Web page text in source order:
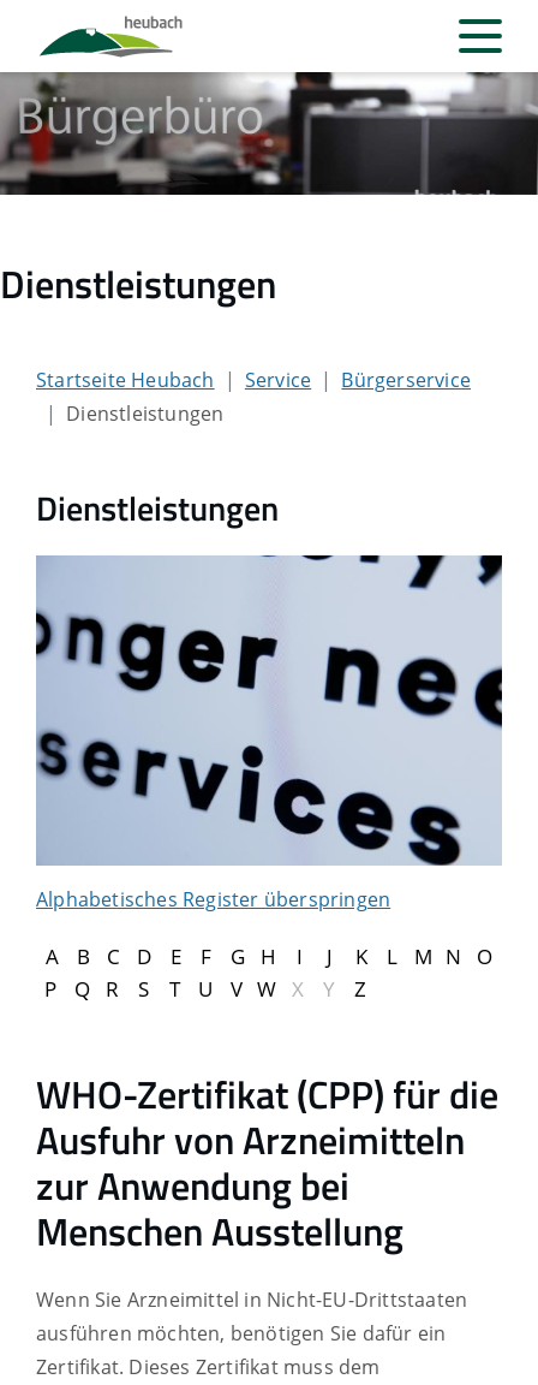
Dienstleistungen
Startseite Heubach Service
Bürgerservice
Dienstleistungen
Dienstleistungen
Alphabetisches Register überspringen
A B C D E F G H I J K L M N
O
P
Q R S T U V W X Y Z
WHO-Zertifikat (CPP) für die
Ausfuhr von Arzneimitteln
zur Anwendung bei
Menschen Ausstellung
Wenn Sie Arzneimittel in Nicht-EU-Drittstaaten
ausführen möchten, benötigen Sie dafür ein
Zertifikat. Dieses Zertifikat muss dem